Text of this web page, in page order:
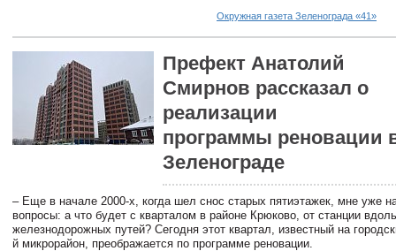
Окружная газета Зеленограда «41»
Префект Анатолий
Смирнов рассказал о
реализации
программы реновации
Зеленограде
– Еще в начале 2000-х, когда шел снос старых пятиэтажек, мне уже
вопросы: а что будет с кварталом в районе Крюково, от станции вдоль
железнодорожных путей? Сегодня этот квартал, известный на
й микрорайон, преображается по программе реновации.